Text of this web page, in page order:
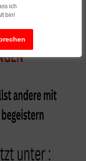
ich
bin!